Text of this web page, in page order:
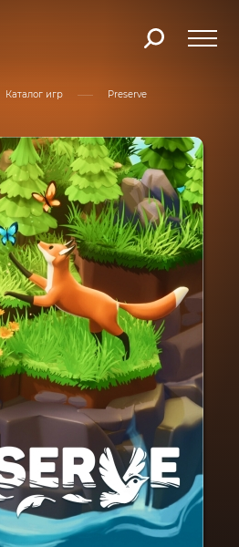
Каталог игр Preserve